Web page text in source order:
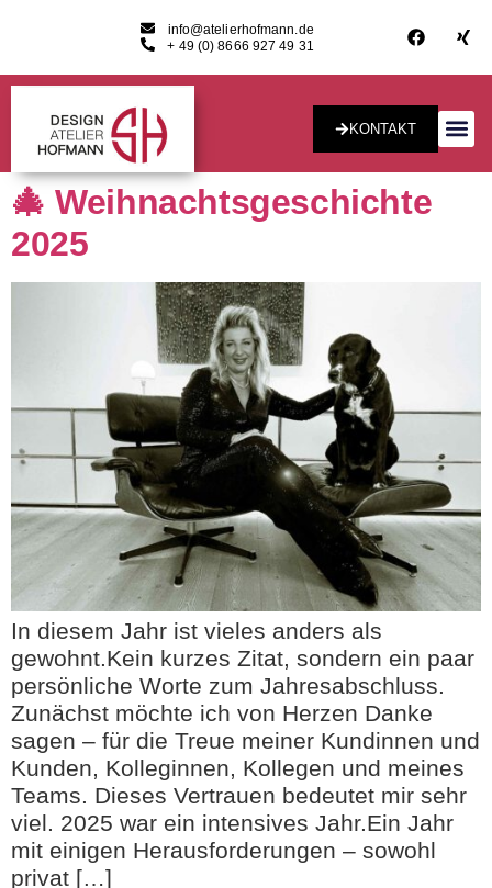
info@atelierhofmann.de
+ 49 (0) 8666 927 49 31
KONTAKT
🎄 Weihnachtsgeschichte
2025
In diesem Jahr ist vieles anders als
gewohnt.Kein kurzes Zitat, sondern ein paar
persönliche Worte zum Jahresabschluss.
Zunächst möchte ich von Herzen Danke
sagen – für die Treue meiner Kundinnen und
Kunden, Kolleginnen, Kollegen und meines
Teams. Dieses Vertrauen bedeutet mir sehr
viel. 2025 war ein intensives Jahr.Ein Jahr
mit einigen Herausforderungen – sowohl
privat […]